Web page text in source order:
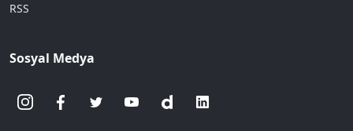
RSS
Sosyal Medya